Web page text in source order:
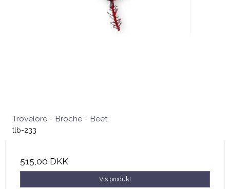
Trovelore - Broche - Beet
tlb-233
515,00 DKK
Vis produkt